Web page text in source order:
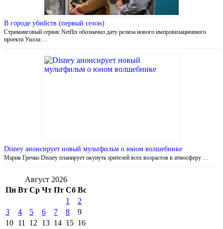
В городе убийств (первый сезон)
Стриминговый сервис Netflix обозначил дату релиза нового импровизационного
проекта Уилла …
Disney анонсирует новый мультфильм о юном волшебнике
Мария Гречко Disney планирует окунуть зрителей всех возрастов в атмосферу …
Август 2026
Пн Вт Ср Чт Пт Сб Вс
1
2
3
4 5 6 7 8
9
10 11 12 13 14 15 16